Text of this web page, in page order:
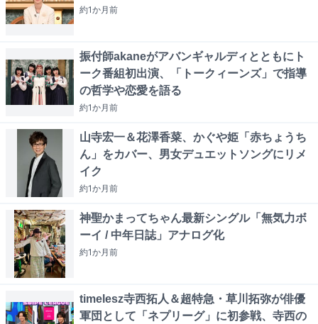
約1か月前
振付師akaneがアバンギャルディとともにト
ーク番組初出演、「トークィーンズ」で指導
の哲学や恋愛を語る
約1か月前
山寺宏一＆花澤香菜、かぐや姫「赤ちょうち
ん」をカバー、男女デュエットソングにリメ
イク
約1か月前
神聖かまってちゃん最新シングル「無気力ボ
ーイ / 中年日誌」アナログ化
約1か月前
timelesz寺西拓人＆超特急・草川拓弥が俳優
軍団として「ネプリーグ」に初参戦、寺西の